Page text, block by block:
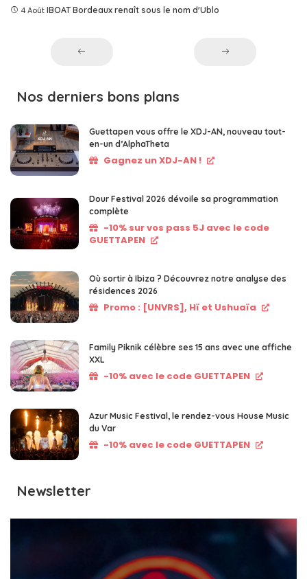
4 Août IBOAT Bordeaux renaît sous le nom d'Ublo
Nos derniers bons plans
Guettapen vous offre le XDJ-AN, nouveau tout-
en-un d’AlphaTheta
Gagnez un XDJ-AN !
Dour Festival 2026 dévoile sa programmation
complète
-10% sur vos pass 5J avec le code
GUETTAPEN
Où sortir à Ibiza ? Découvrez notre analyse des
résidences 2026
Promo : [UNVRS], Hï et Ushuaïa
Family Piknik célèbre ses 15 ans avec une affiche
XXL
-10% avec le code GUETTAPEN
Azur Music Festival, le rendez-vous House Music
du Var
-10% avec le code GUETTAPEN
Newsletter